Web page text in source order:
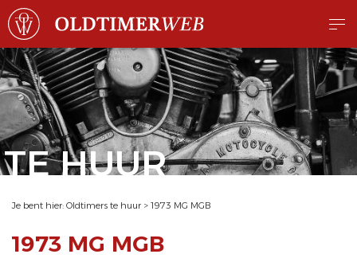
TE HUUR
Je bent hier: Oldtimers te huur > 1973 MG MGB
1973 MG MGB